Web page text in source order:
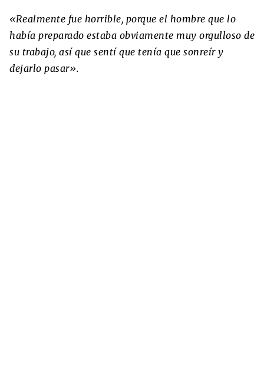
«Realmente fue horrible, porque el hombre que lo
había preparado estaba obviamente muy orgulloso de
su trabajo, así que sentí que tenía que sonreír y
dejarlo pasar».